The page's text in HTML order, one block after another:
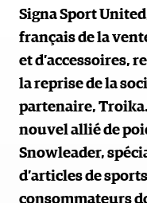
Signa Sport
français de la
et d’accessoires,
la reprise de la
partenaire,
nouvel allié de
Snowleader,
d’articles de
consommateurs